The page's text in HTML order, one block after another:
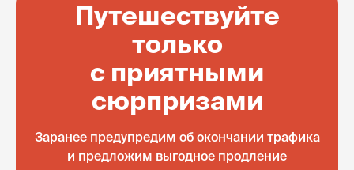
Путешествуйте
только
с приятными
сюрпризами
Заранее предупредим об окончании трафика
и предложим выгодное продление